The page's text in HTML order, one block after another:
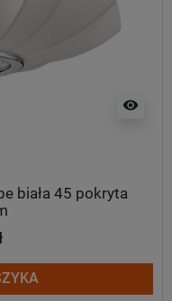
visibility
biała 45 pokryta